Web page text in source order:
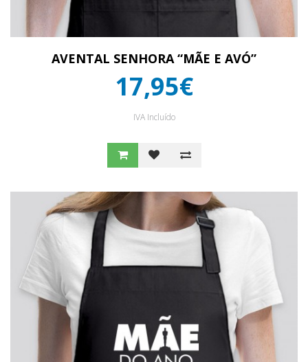
AVENTAL SENHORA “MÃE E AVÓ”
17,95€
IVA Incluído